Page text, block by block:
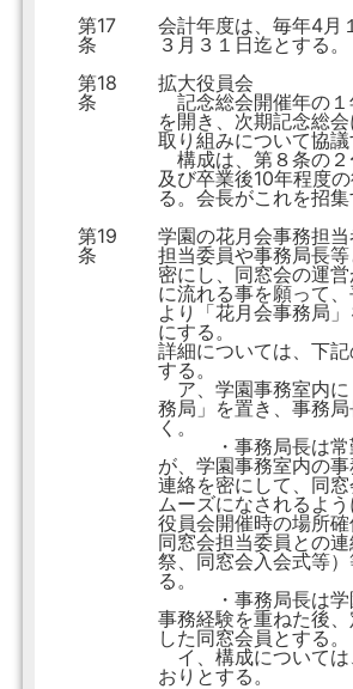
第17
条
会計年度は、毎年4月
３月３１日迄とする。
第18
条
拡大役員会
記念総会開催年の１
を開き、次期記念総
取り組みについて協議
構成は、第８条の２
及び卒業後10年程度
る。会長がこれを招
第19
条
学園の花月会事務担
担当委員や事務局長
密にし、同窓会の運
に流れる事を願って
より「花月会事務局
にする。
詳細については、下記
する。
ア、学園事務室内に
務局」を置き、事務
く。
・事務局長は常
が、学園事務室内の
連絡を密にして、同
ムーズになされるよう
役員会開催時の場所
同窓会担当委員との
祭、同窓会入会式等
る。
・事務局長は学
事務経験を重ねた後
した同窓会員とする。
イ、構成については
おりとする。